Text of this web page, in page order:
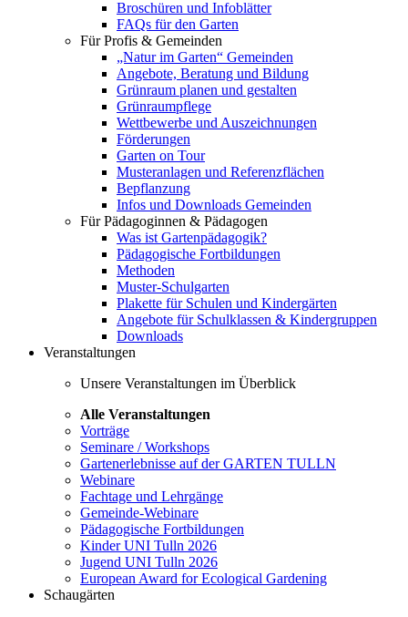
Broschüren und Infoblätter
FAQs für den Garten
Für Profis & Gemeinden
„Natur im Garten“ Gemeinden
Angebote, Beratung und Bildung
Grünraum planen und gestalten
Grünraumpflege
Wettbewerbe und Auszeichnungen
Förderungen
Garten on Tour
Musteranlagen und Referenzflächen
Bepflanzung
Infos und Downloads Gemeinden
Für Pädagoginnen & Pädagogen
Was ist Gartenpädagogik?
Pädagogische Fortbildungen
Methoden
Muster-Schulgarten
Plakette für Schulen und Kindergärten
Angebote für Schulklassen & Kindergruppen
Downloads
Veranstaltungen
Unsere Veranstaltungen im Überblick
Alle Veranstaltungen
Vorträge
Seminare / Workshops
Gartenerlebnisse auf der GARTEN TULLN
Webinare
Fachtage und Lehrgänge
Gemeinde-Webinare
Pädagogische Fortbildungen
Kinder UNI Tulln 2026
Jugend UNI Tulln 2026
European Award for Ecological Gardening
Schaugärten